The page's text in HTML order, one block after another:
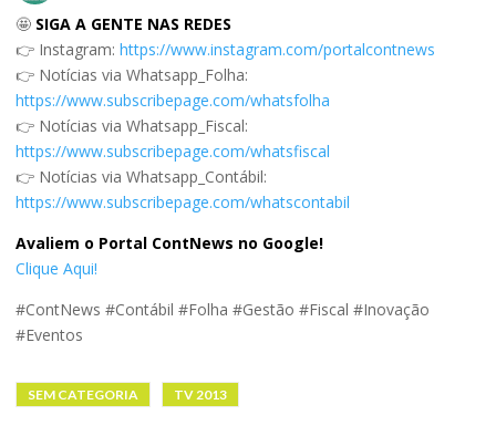
🤩 SIGA A GENTE NAS REDES
👉 Instagram: https://www.instagram.com/portalcontnews
👉 Notícias via Whatsapp_Folha:
https://www.subscribepage.com/whatsfolha
👉 Notícias via Whatsapp_Fiscal:
https://www.subscribepage.com/whatsfiscal
👉 Notícias via Whatsapp_Contábil:
https://www.subscribepage.com/whatscontabil
Avaliem o Portal ContNews no Google!
Clique Aqui!
#ContNews #Contábil #Folha #Gestão #Fiscal #Inovação
#Eventos
SEM CATEGORIA TV 2013